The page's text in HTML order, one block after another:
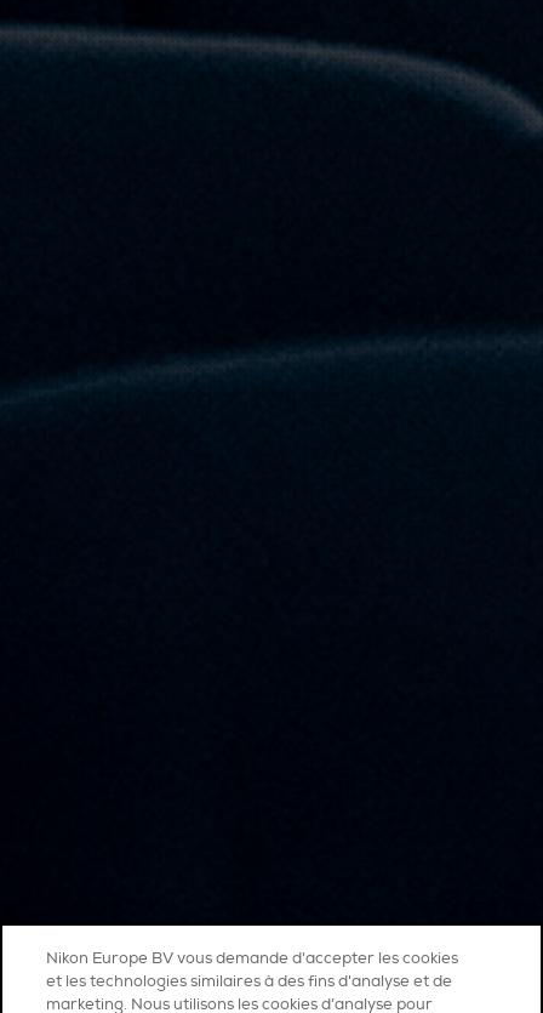
Nikon Europe BV vous demande d'accepter les cookies
et les technologies similaires à des fins d'analyse et de
marketing. Nous utilisons les cookies d’analyse pour